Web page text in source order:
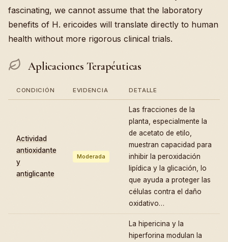
fascinating, we cannot assume that the laboratory
benefits of H. ericoides will translate directly to human
health without more rigorous clinical trials.
Aplicaciones Terapéuticas
CONDICIÓN EVIDENCIA DETALLE
Actividad
antioxidante
y
antiglicante
Moderada
Las fracciones de la
planta, especialmente la
de acetato de etilo,
muestran capacidad para
inhibir la peroxidación
lipídica y la glicación, lo
que ayuda a proteger las
células contra el daño
oxidativo…
La hipericina y la
hiperforina modulan la